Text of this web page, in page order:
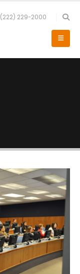
(222) 229-2000